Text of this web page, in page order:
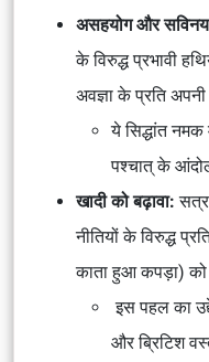
असहयोग और
के विरुद्ध प्रभावी
अवज्ञा के प्रति अपनी
ये सिद्धांत
पश्चात् के
खादी को बढ़ावा: सत्र
नीतियों के विरुद्ध
काता हुआ कपड़ा) को
इस पहल का
और ब्रिटिश